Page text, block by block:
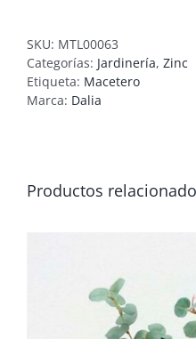
SKU: MTL00063
Categorías: Jardinería, Zinc
Etiqueta: Macetero
Marca: Dalia
Productos